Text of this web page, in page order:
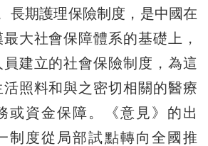
長期護理保險制度，是中國在
大社會保障體系的基礎上，
建立的社會保險制度，為這
照料和與之密切相關的醫療
或資金保障。《意見》的出
制度從局部試點轉向全國推